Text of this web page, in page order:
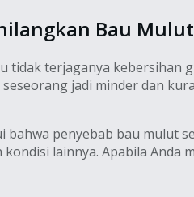
Bau Mulut
tidak terjaganya kebersihan
jadi minder dan
bahwa penyebab bau mulut
lainnya. Apabila